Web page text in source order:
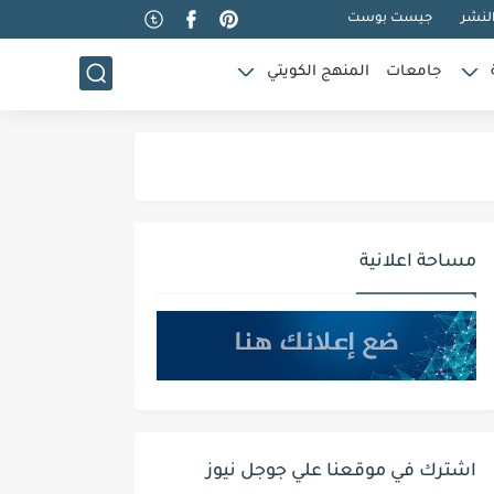
جيست بوست
جامعات المنهج الكويتي
مساحة اعلانية
اشترك في موقعنا علي جوجل نيوز